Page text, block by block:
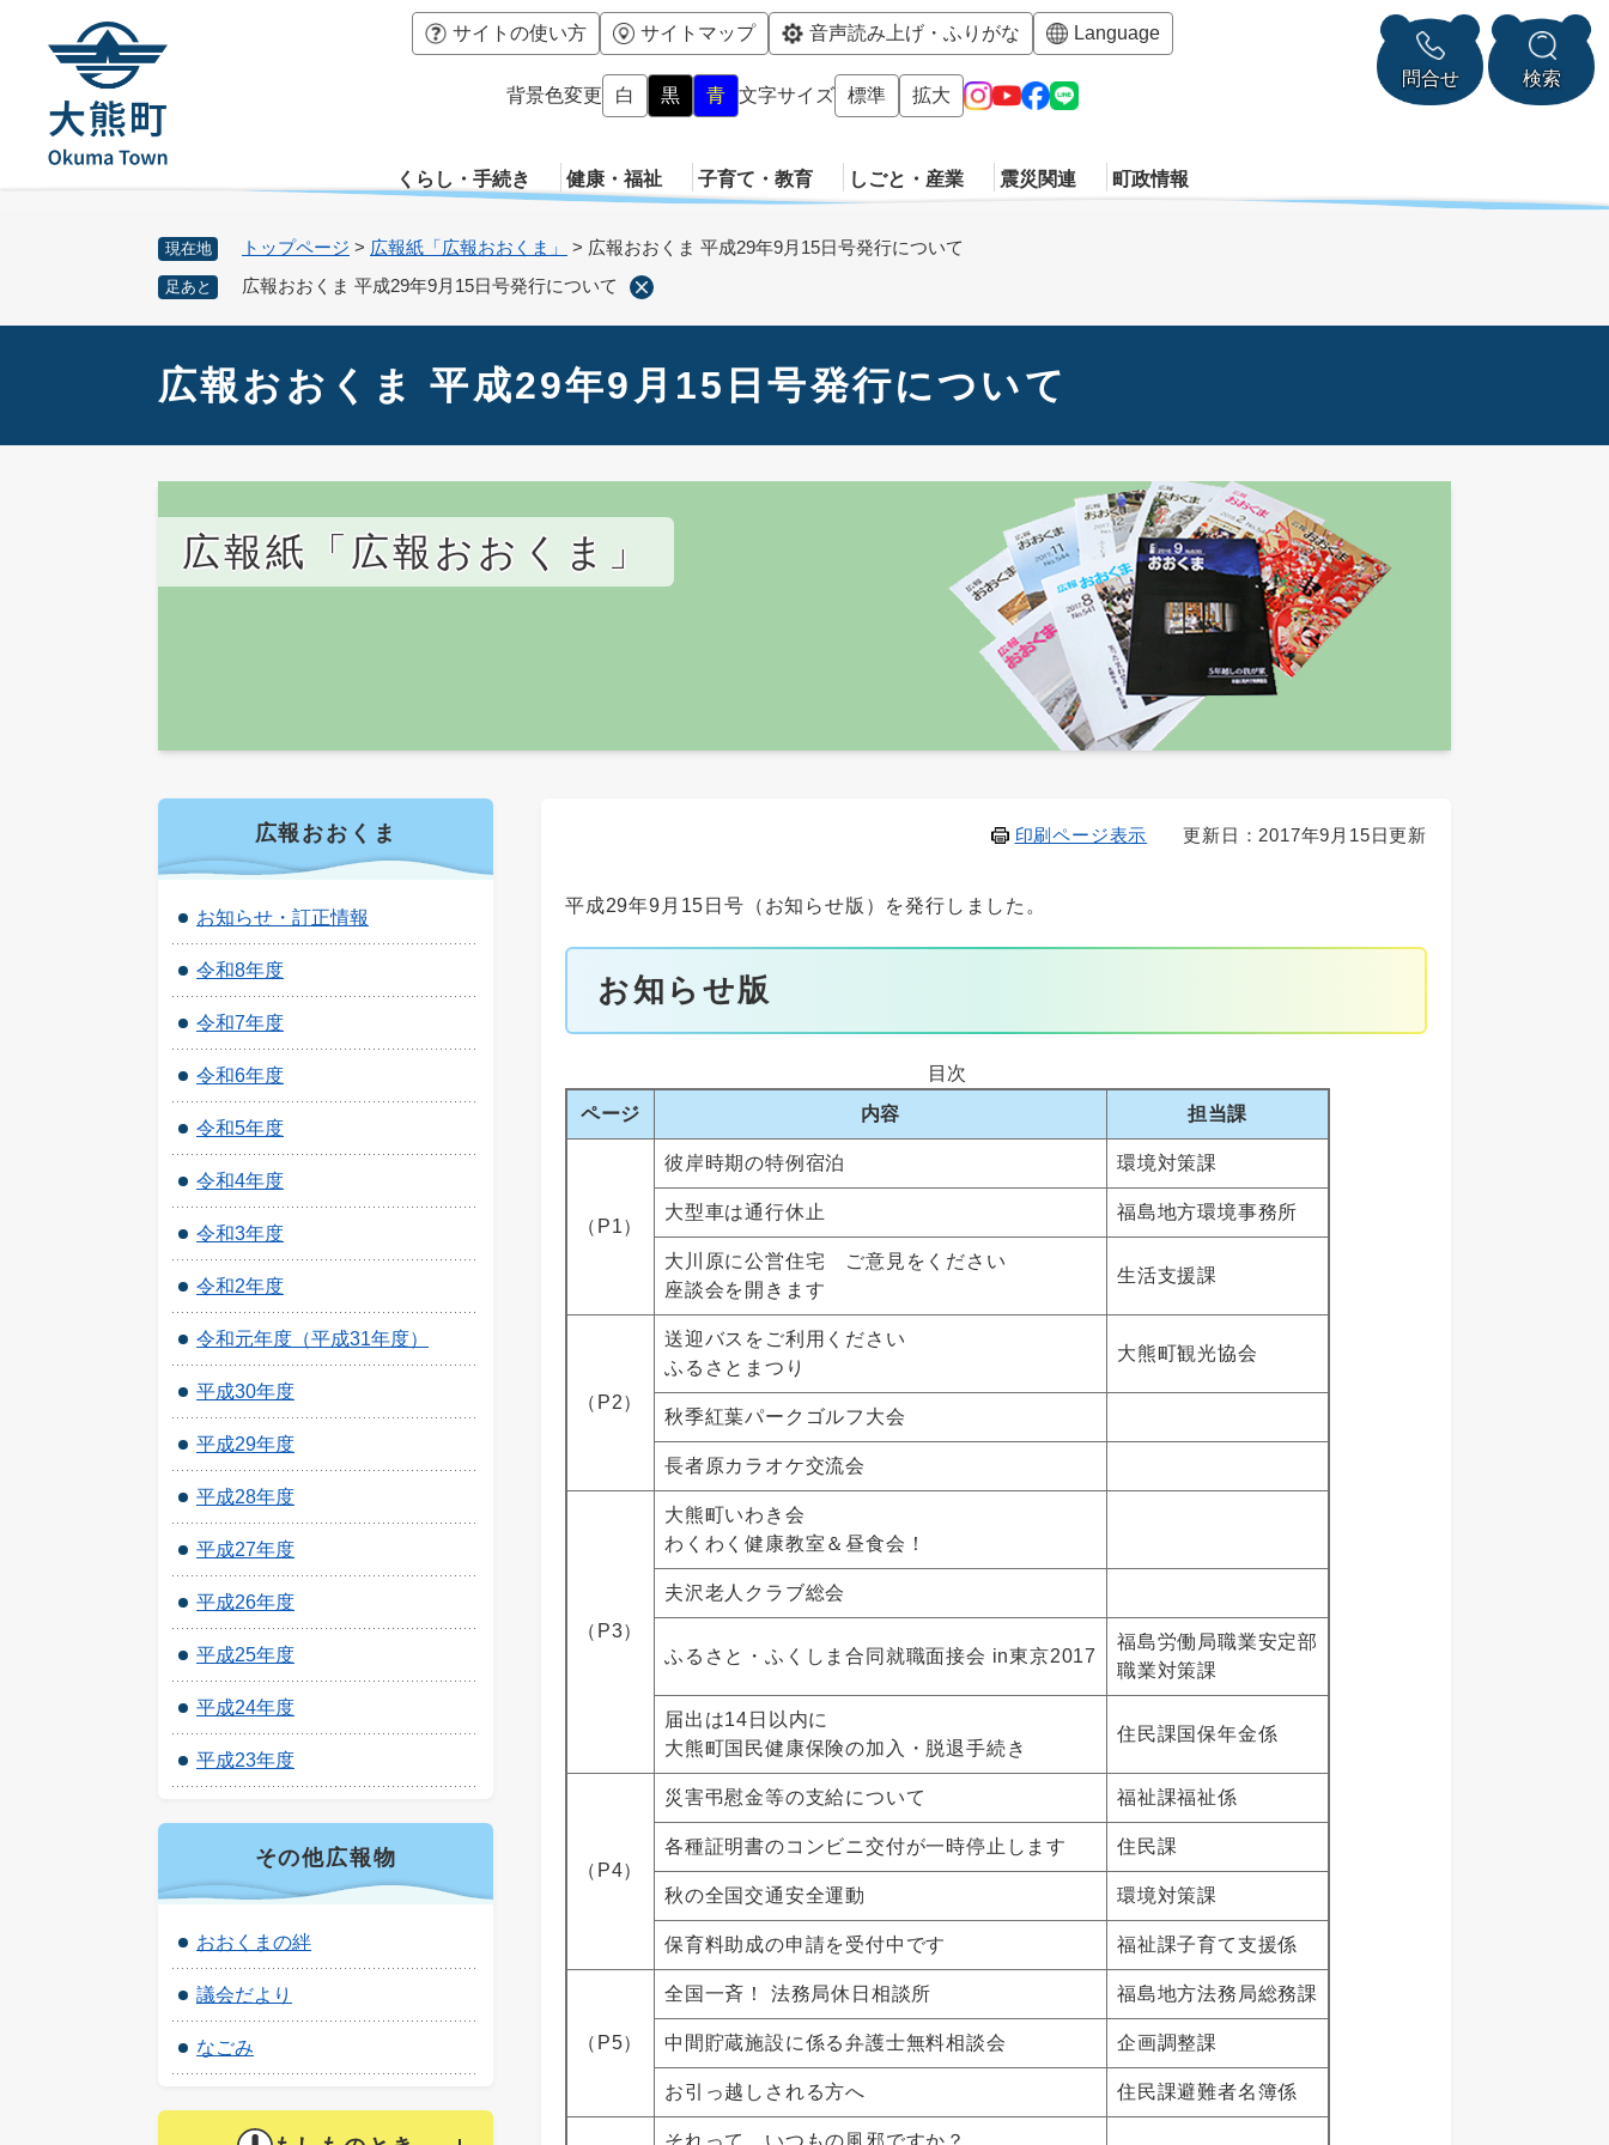
メニューを飛ばして本文へ
サイトの使い方 サイトマップ 音声読み上げ・ふりがな Language
背景色変更 白 黒 青 文字サイズ 標準 拡大
問合せ 検索
くらし・手続き 健康・福祉 子育て・教育 しごと・産業 震災関連 町政情報
現在地 トップページ > 広報紙「広報おおくま」 > 広報おおくま 平成29年9月15日号発行について
足あと 広報おおくま 平成29年9月15日号発行について
広報おおくま 平成29年9月15日号発行について
広報紙「広報おおくま」
更新日：2017年9月15日更新
印刷ページ表示
平成29年9月15日号（お知らせ版）を発行しました。
お知らせ版
目次
ページ
内容 担当課
（P1）
彼岸時期の特例宿泊 環境対策課
大型車は通行休止 福島地方環境事務所
大川原に公営住宅 ご意見をください
座談会を開きます
生活支援課
（P2）
送迎バスをご利用ください
ふるさとまつり
大熊町観光協会
秋季紅葉パークゴルフ大会
長者原カラオケ交流会
（P3）
大熊町いわき会
わくわく健康教室＆昼食会！
夫沢老人クラブ総会
ふるさと・ふくしま合同就職面接会 in東京2017
福島労働局職業安定部
職業対策課
届出は14日以内に
大熊町国民健康保険の加入・脱退手続き
住民課国保年金係
（P4）
災害弔慰金等の支給について 福祉課福祉係
各種証明書のコンビニ交付が一時停止します 住民課
秋の全国交通安全運動 環境対策課
保育料助成の申請を受付中です 福祉課子育て支援係
（P5）
全国一斉！ 法務局休日相談所 福島地方法務局総務課
中間貯蔵施設に係る弁護士無料相談会 企画調整課
お引っ越しされる方へ 住民課避難者名簿係
広報おおくま
お知らせ・訂正情報
令和8年度
令和7年度
令和6年度
令和5年度
令和4年度
令和3年度
令和2年度
令和元年度（平成31年度）
平成30年度
平成29年度
平成28年度
平成27年度
平成26年度
平成25年度
平成24年度
平成23年度
その他広報物
おおくまの絆
議会だより
なごみ